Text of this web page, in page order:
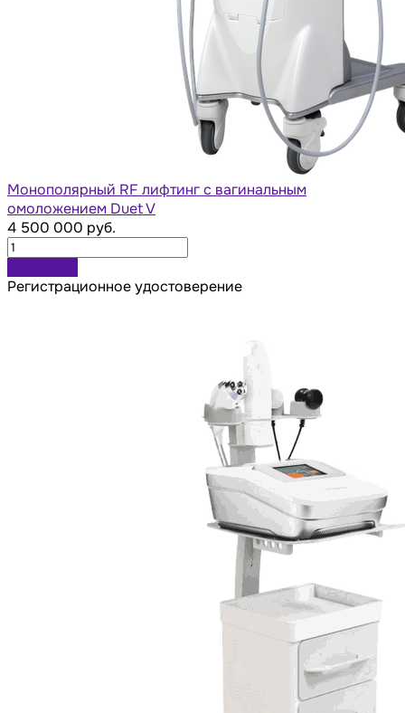
Монополярный RF лифтинг с вагинальным
омоложением Duet V
4 500 000 руб.
Регистрационное удостоверение